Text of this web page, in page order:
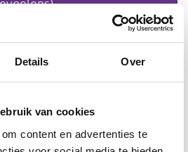
Details Over
van cookies
content en advertenties te
in kaart brengen van het
is chronologisch:
2, 3, enzovoort.